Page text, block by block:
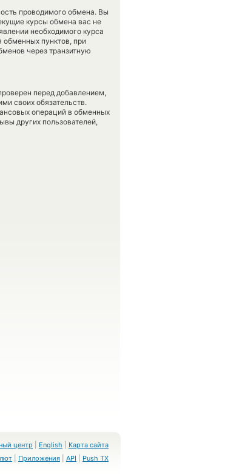
проводимого обмена. Вы
курсы обмена вас не
необходимого курса
обменных пунктов, при
через транзитную
перед добавлением,
своих обязательств.
операций в обменных
других пользователей,
центр English
Карта сайта
Приложения API Push TX